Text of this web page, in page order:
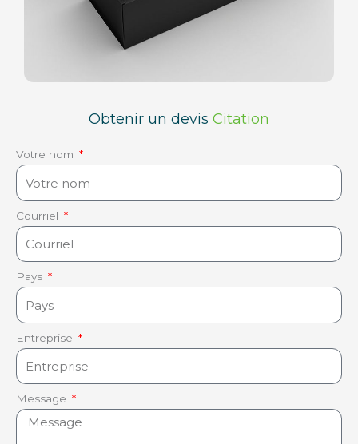
Obtenir un devis Citation
Votre nom
Courriel
Pays
Entreprise
Message